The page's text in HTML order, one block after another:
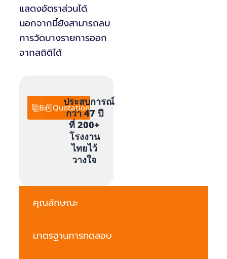
แสดงอัตราส่วนได้
นอกจากนี้ยังสามารถลบ
การวัดบางรายการออก
จากสถิติได้
Brochure
Quotation
ประสบการณ์
กว่า 47 ปี
ที่ 200+
โรงงาน
ไทยไว้
วางใจ
คุณลักษณะ
มาตรฐานการทดสอบ